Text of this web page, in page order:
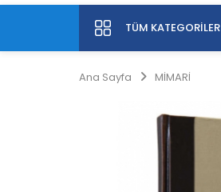
TÜM KATEGORILER
Ana Sayfa MİMARİ